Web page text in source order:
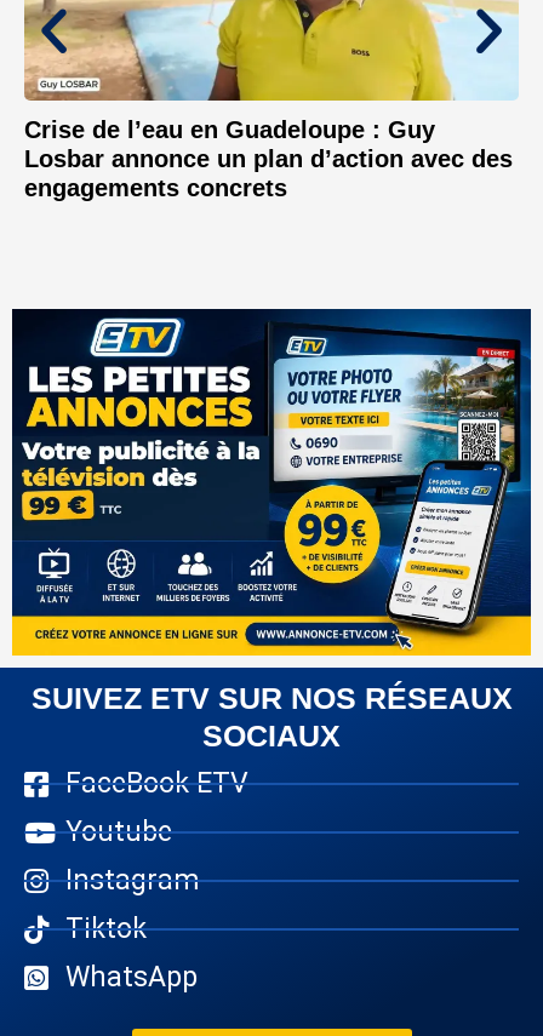
Crise de l’eau en Guadeloupe : Guy
Losbar annonce un plan d’action avec des
engagements concrets
SUIVEZ ETV SUR NOS RÉSEAUX
SOCIAUX
FaceBook ETV
Youtube
Instagram
Tiktok
WhatsApp